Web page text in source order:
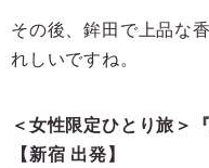
その後、鉾田で上品な
れしいですね。
＜女性限定ひとり旅＞
【新宿 出発】